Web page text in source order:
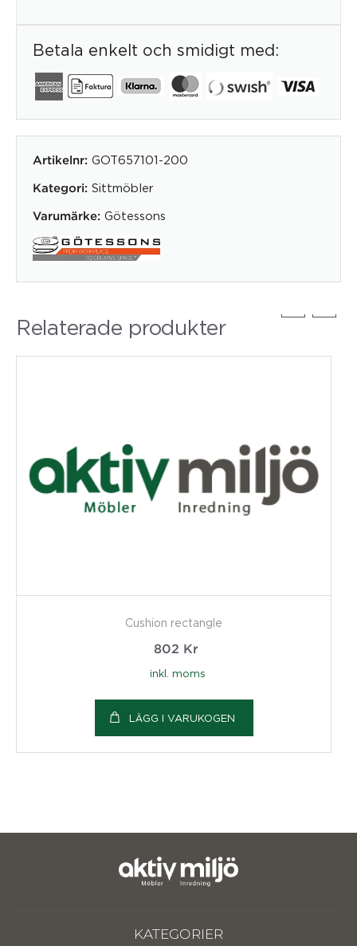
Betala enkelt och smidigt med:
Artikelnr: GOT657101-200
Kategori: Sittmöbler
Varumärke: Götessons
Relaterade produkter
Cushion rectangle
802 Kr
inkl. moms
LÄGG I VARUKOGEN
KATEGORIER